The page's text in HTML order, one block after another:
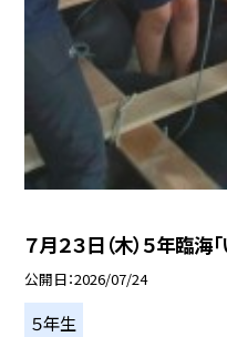
７月２３日（木）５年臨海
公開日 2026/07/24
５年生